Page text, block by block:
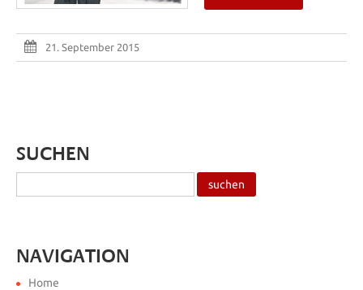
21. September 2015
SUCHEN
NAVIGATION
Home